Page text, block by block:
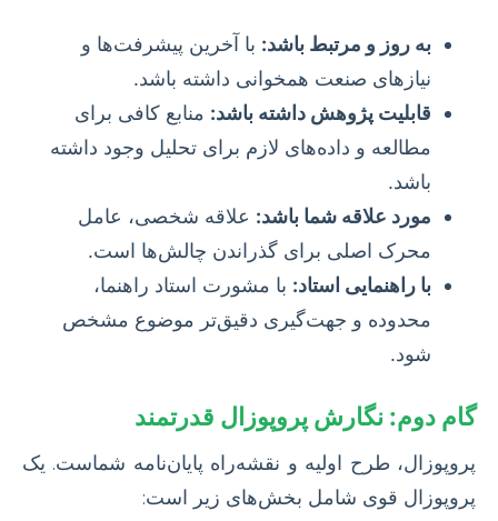
به روز و مرتبط باشد: با آخرین پیشرفت‌ها و
نیازهای صنعت همخوانی داشته باشد.
قابلیت پژوهش داشته باشد: منابع کافی برای
مطالعه و داده‌های لازم برای تحلیل وجود داشته
باشد.
مورد علاقه شما باشد: علاقه شخصی، عامل
محرک اصلی برای گذراندن چالش‌ها است.
با راهنمایی استاد: با مشورت استاد راهنما،
محدوده و جهت‌گیری دقیق‌تر موضوع مشخص
شود.
گام دوم: نگارش پروپوزال قدرتمند
پروپوزال، طرح اولیه و نقشه‌راه پایان‌نامه شماست. یک
پروپوزال قوی شامل بخش‌های زیر است: